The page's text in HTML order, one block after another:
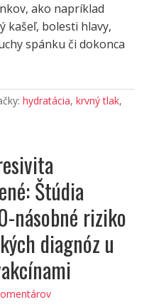
ako napríklad
kašeľ, bolesti hlavy,
spánku či dokonca
hydratácia, krvný tlak,
Štúdia
násobné riziko
diagnóz u